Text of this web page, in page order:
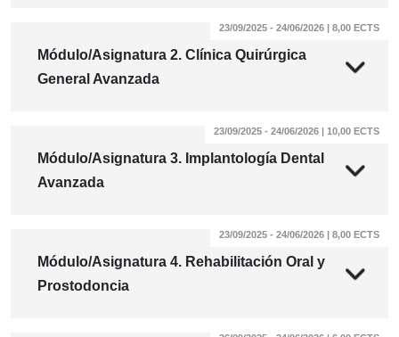
Módulo/Asignatura 2. Clínica Quirúrgica
General Avanzada
23/09/2025 - 24/06/2026 | 8,00 ECTS
Módulo/Asignatura 3. Implantología Dental
Avanzada
23/09/2025 - 24/06/2026 | 10,00 ECTS
Módulo/Asignatura 4. Rehabilitación Oral y
Prostodoncia
23/09/2025 - 24/06/2026 | 8,00 ECTS